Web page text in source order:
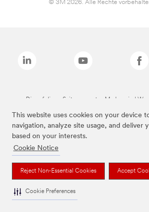
This website uses cookies on your device
navigation, analyze site usage, and deliver
based on your interests.
Cookie Notice
Reject Non-Essential Cookies Accept
Cookie Preferences
© 3M 2026. Alle Rechte
Die auf dieser Seite genannten Marken sind